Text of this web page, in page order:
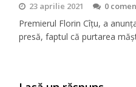
23 aprilie 2021 0
Premierul Florin Cîțu, a
presă, faptul că purtarea